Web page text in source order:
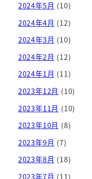
2024年5月 (10)
2024年4月 (12)
2024年3月 (10)
2024年2月 (12)
2024年1月 (11)
2023年12月 (10)
2023年11月 (10)
2023年10月 (8)
2023年9月 (7)
2023年8月 (18)
2023年7月 (11)